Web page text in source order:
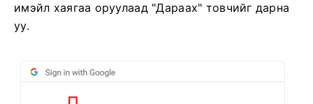
имэйл хаягаа оруулаад "Дараах" товчийг дарна
уу.